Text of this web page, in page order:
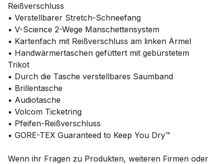
Reißverschluss
• Verstellbarer Stretch-Schneefang
• V-Science 2-Wege Manschettensystem
• Kartenfach mit Reißverschluss am linken Ärmel
• Handwärmertaschen gefüttert mit gebürstetem
Trikot
• Durch die Tasche verstellbares Saumband
• Brillentasche
• Audiotasche
• Volcom Ticketring
• Pfeifen-Reißverschluss
• GORE-TEX Guaranteed to Keep You Dry™
Wenn ihr Fragen zu Produkten, weiteren Firmen oder